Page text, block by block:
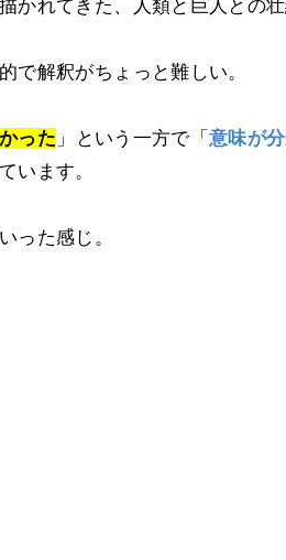
かれてきた、人類と巨人との
で解釈がちょっと難しい。
った 」という一方で「 意味が
います。
った感じ。